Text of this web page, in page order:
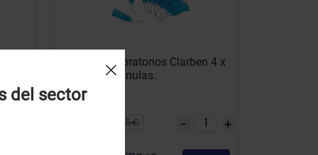
Blue-Gel Laboratorios Clarben 4 x
1,2 ml. + 8 cánulas.
38.25€
del sector